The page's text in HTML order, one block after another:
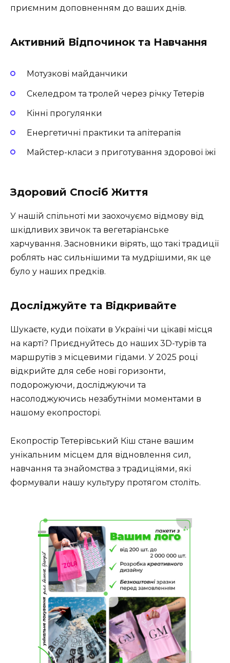
приємним доповненням до ваших днів.
Активний Відпочинок та Навчання
Мотузкові майданчики
Скеледром та тролей через річку Тетерів
Кінні прогулянки
Енергетичні практики та апітерапія
Майстер-класи з приготування здорової їжі
Здоровий Спосіб Життя
У нашій спільноті ми заохочуємо відмову від
шкідливих звичок та вегетаріанське
харчування. Засновники вірять, що такі традиції
роблять нас сильнішими та мудрішими, як це
було у наших предків.
Досліджуйте та Відкривайте
Шукаєте, куди поїхати в Україні чи цікаві місця
на карті? Приєднуйтесь до наших 3D-турів та
маршрутів з місцевими гідами. У 2025 році
відкрийте для себе нові горизонти,
подорожуючи, досліджуючи та
насолоджуючись незабутніми моментами в
нашому екопросторі.
Екопростір Тетерівський Кіш стане вашим
унікальним місцем для відновлення сил,
навчання та знайомства з традиціями, які
формували нашу культуру протягом століть.